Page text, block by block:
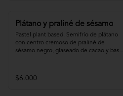
Plátano y praliné de sésamo
Pastel plant based. Semifrío de plátano
con centro cremoso de praliné de
sésamo negro, glaseado de cacao y base
$6.000